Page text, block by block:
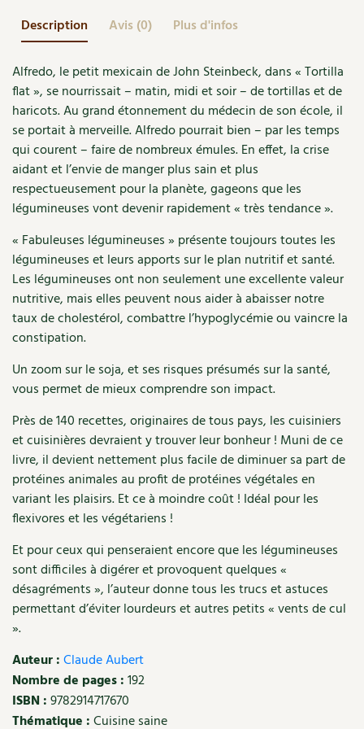
Cuisine saine
Manger bio
Cures, régimes
Dessert, Boulangerie
Techniques, conservation, organisation
NOUVEAUTÉS
Feuilleter le catalogue
Le magazine Les 4 saisons
Stages
Cartes cadeau
Séjourner en Trièves
Nous contacter
Outils et ustensiles du jardin
Biodiversité
Ravageurs et maladies au jardin
Petit élevage
Cuisine saine
Alimentation et nutrition
Recettes de printemps
Recettes par type de plat
Recettes végétariennes et vegan
Habitat écologique
Conception et gros oeuvre
Matériaux écologiques
Entretien de la maison
Décoration et petit bricolage
Santé et bien-être
Forums
Habitat écologique
Société et alternatives
Les 4 saisons& vous
Questions à la rédaction
Trucs & astuces
Expés
Trocs & petites annonces
Appels à témoignage
Bonnes adresses
Liste des pépiniéristes
Description Avis (0) Plus d'infos
Alfredo, le petit mexicain de John Steinbeck, dans « Tortilla
flat », se nourrissait – matin, midi et soir – de tortillas et de
haricots. Au grand étonnement du médecin de son école, il
se portait à merveille. Alfredo pourrait bien – par les temps
qui courent – faire de nombreux émules. En effet, la crise
aidant et l’envie de manger plus sain et plus
respectueusement pour la planète, gageons que les
légumineuses vont devenir rapidement « très tendance ».
« Fabuleuses légumineuses » présente toujours toutes les
légumineuses et leurs apports sur le plan nutritif et santé.
Les légumineuses ont non seulement une excellente valeur
nutritive, mais elles peuvent nous aider à abaisser notre
taux de cholestérol, combattre l’hypoglycémie ou vaincre la
constipation.
Un zoom sur le soja, et ses risques présumés sur la santé,
vous permet de mieux comprendre son impact.
Près de 140 recettes, originaires de tous pays, les cuisiniers
et cuisinières devraient y trouver leur bonheur ! Muni de ce
livre, il devient nettement plus facile de diminuer sa part de
protéines animales au profit de protéines végétales en
variant les plaisirs. Et ce à moindre coût ! Idéal pour les
flexivores et les végétariens !
Et pour ceux qui penseraient encore que les légumineuses
sont difficiles à digérer et provoquent quelques «
désagréments », l’auteur donne tous les trucs et astuces
permettant d’éviter lourdeurs et autres petits « vents de cul
».
Auteur :Claude Aubert
Nombre de pages :192
ISBN :9782914717670
Thématique :Cuisine saine